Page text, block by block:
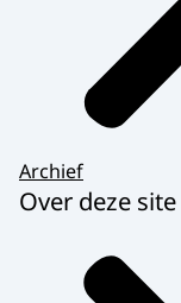
Archief
Over deze site